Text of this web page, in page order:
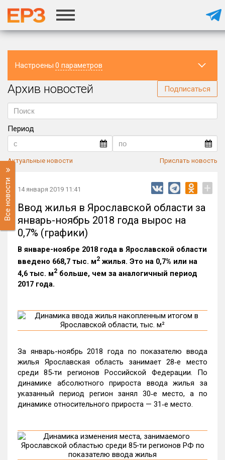
Настроены 0 параметров
Регион
Архив новостей Подписаться
Период
Актуальные новости Прислать новость
Все новости 14 января 2019 11:41 +
Ввод жилья в Ярославской области за
январь-ноябрь 2018 года вырос на
0,7% (графики)
В январе-ноябре 2018 года в Ярославской области
введено 668,7 тыс. м2 жилья. Это на 0,7% или на
4,6 тыс. м2 больше, чем за аналогичный период
2017 года.
За январь-ноябрь 2018 года по показателю ввода
жилья Ярославская область занимает 28‑е место
среди 85‑ти регионов Российской Федерации. По
динамике абсолютного прироста ввода жилья за
указанный период регион занял 30‑е место, а по
динамике относительного прироста — 31‑е место.